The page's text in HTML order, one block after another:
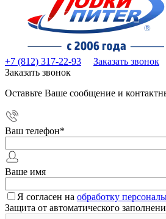
+7 (812) 317-22-93
Заказать звонок
Заказать звонок
Оставьте Ваше сообщение и
Ваш телефон*
Ваше имя
Я согласен на обработку
Защита от автоматического